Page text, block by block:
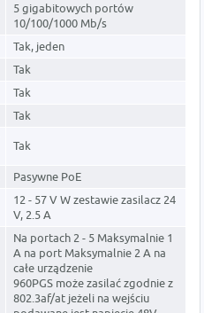
5 gigabitowych portów
10/100/1000 Mb/s
Tak, jeden
Tak
Tak
Tak
Tak
Pasywne PoE
12 - 57 V W zestawie zasilacz 24
V, 2.5 A
Na portach 2 - 5 Maksymalnie 1
A na port Maksymalnie 2 A na
całe urządzenie
960PGS może zasilać zgodnie z
802.3af/at jeżeli na wejściu